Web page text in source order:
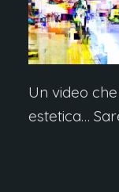
Un video
estetica…